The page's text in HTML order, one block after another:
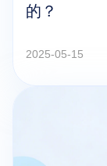
的？
2025-05-15